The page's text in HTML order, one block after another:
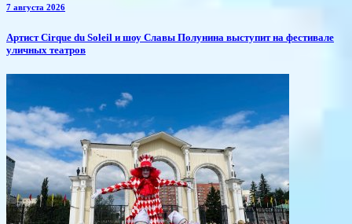
7 августа 2026
Артист Cirque du Soleil и шоу Славы Полунина выступит на фестивале
уличных театров